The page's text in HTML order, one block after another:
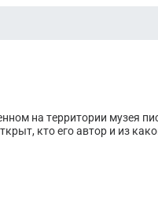
на территории музея
кто его автор и из